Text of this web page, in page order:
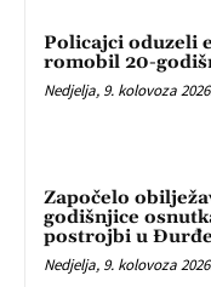
Policajci oduzeli
romobil 20-
Nedjelja, 9. kolovoza
Započelo
godišnjice
postrojbi u
Nedjelja, 9. kolovoza